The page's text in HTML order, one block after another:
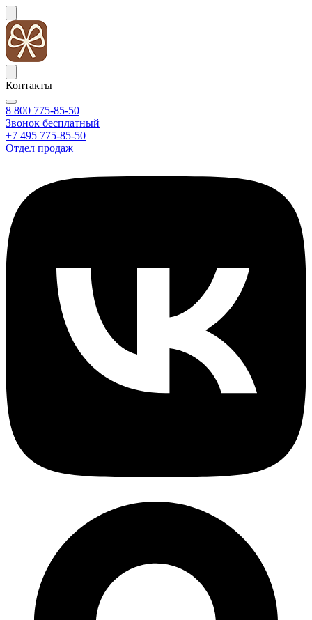
Контакты
8 800 775-85-50
Звонок бесплатный
+7 495 775-85-50
Отдел продаж